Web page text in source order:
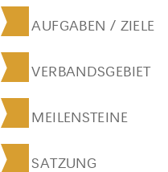
AUFGABEN / ZIELE
VERBANDSGEBIET
MEILENSTEINE
SATZUNG